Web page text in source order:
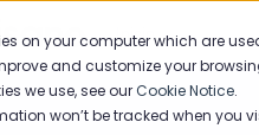
on your computer which are
and customize your
we use, see ourCookie Notice.
won’t be tracked when you
Inicio